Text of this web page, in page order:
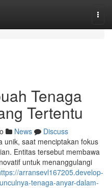
Tenaga
Tertentu
News
Discuss
unik, saat menciptakan fokus
Entitas tersebut membawa
untuk menanggulangi
arransevl167205.develop-
tenaga-anyar-dalam-